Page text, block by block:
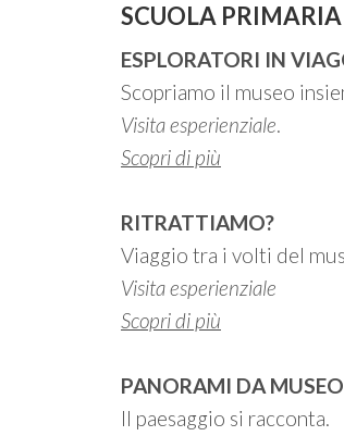
SCUOLA PRIMARIA
ESPLORATORI IN
Scopriamo il museo
Visita esperienziale.
Scopri di più
RITRATTIAMO?
Viaggio tra i volti del
Visita esperienziale
Scopri di più
PANORAMI DA MUSEO
Il paesaggio si racconta.